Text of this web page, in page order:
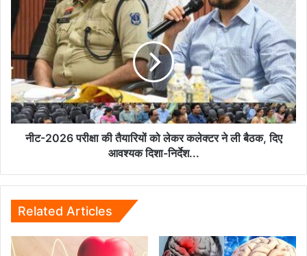
गिरफ्तार,
2.506
किलोग्राम
मादक
पदार्थ
नगदी
जब्त...
नीट-2026
परीक्षा
की
तैयारियों
को
लेकर
कलेक्टर
ने
ली
बैठक,नीट-2026 परीक्षा की तैयारियों को लेकर कलेक्टर ने ली बैठक, दिए
आवश्यक दिशा-निर्देश...
Related Articles